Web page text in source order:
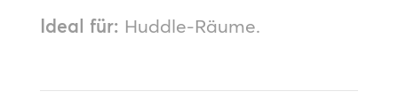
Ideal für: Huddle-Räume.